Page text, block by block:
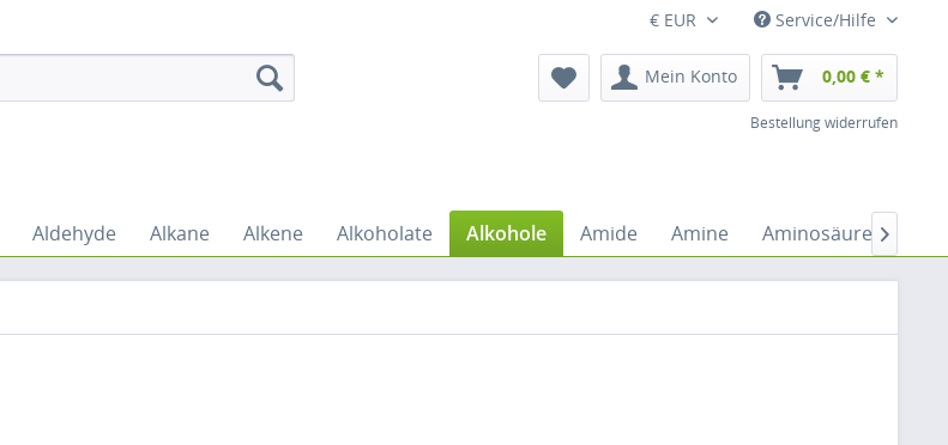
€ EUR Service/Hilfe
Mein Konto 0,00 € *
Bestellung widerrufen
Aldehyde Alkane Alkene Alkoholate Alkohole Amide Amine Aminosäuren